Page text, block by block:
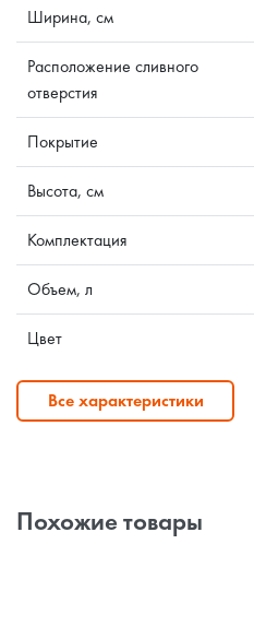
Ширина, см
Расположение сливного
отверстия
Покрытие
Высота, см
Комплектация
Объем, л
Цвет
Все характеристики
Похожие товары